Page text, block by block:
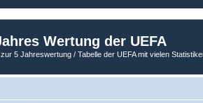
Wertung der UEFA
5 Jahreswertung / Tabelle der UEFA mit vielen